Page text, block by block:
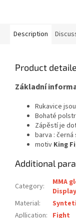
Description
Product
Základní
Rukavice
Bohaté
Zápěstí je
barva :
motiv King
Additional
Category: MMA
Material:
Apllication: Fight